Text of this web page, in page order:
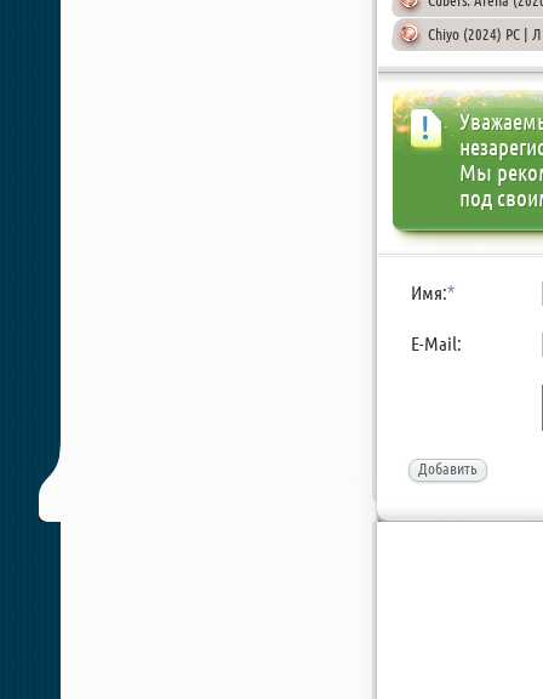
Chiyo (2024) PC |
Мы
под
Имя:*
E-Mail:
Добавить